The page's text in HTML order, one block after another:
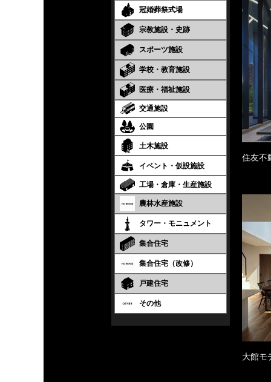
冠婚葬祭式場
宗教施設・史跡
スポーツ施設
学校・教育施設
医療・福祉施設
交通施設
公園
土木施設
イベント・仮設施設
工場・倉庫・生産施設
農林水産施設
タワー・モニュメント
集合住宅
集合住宅（改修）
戸建住宅
その他
住友不
大館モ